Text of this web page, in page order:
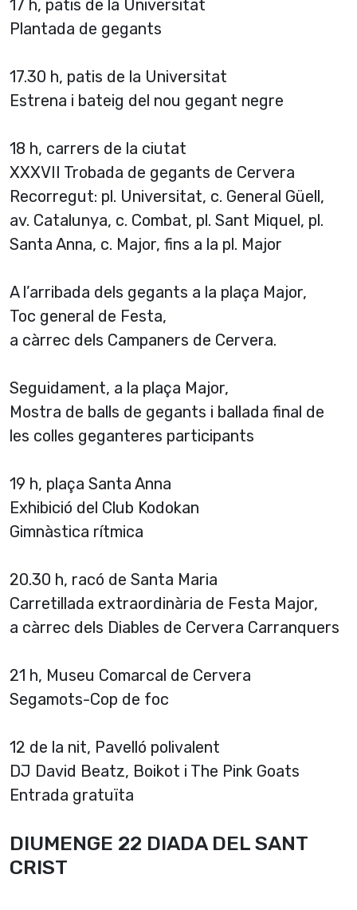
17 h, patis de la Universitat
Plantada de gegants
17.30 h, patis de la Universitat
Estrena i bateig del nou gegant negre
18 h, carrers de la ciutat
XXXVII Trobada de gegants de Cervera
Recorregut: pl. Universitat, c. General Güell,
av. Catalunya, c. Combat, pl. Sant Miquel, pl.
Santa Anna, c. Major, fins a la pl. Major
A l’arribada dels gegants a la plaça Major,
Toc general de Festa,
a càrrec dels Campaners de Cervera.
Seguidament, a la plaça Major,
Mostra de balls de gegants i ballada final de
les colles geganteres participants
19 h, plaça Santa Anna
Exhibició del Club Kodokan
Gimnàstica rítmica
20.30 h, racó de Santa Maria
Carretillada extraordinària de Festa Major,
a càrrec dels Diables de Cervera Carranquers
21 h, Museu Comarcal de Cervera
Segamots-Cop de foc
12 de la nit, Pavelló polivalent
DJ David Beatz, Boikot i The Pink Goats
Entrada gratuïta
DIUMENGE 22 DIADA DEL SANT
CRIST